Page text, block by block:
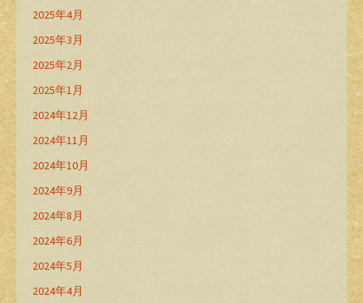
2025年4月
2025年3月
2025年2月
2025年1月
2024年12月
2024年11月
2024年10月
2024年9月
2024年8月
2024年6月
2024年5月
2024年4月